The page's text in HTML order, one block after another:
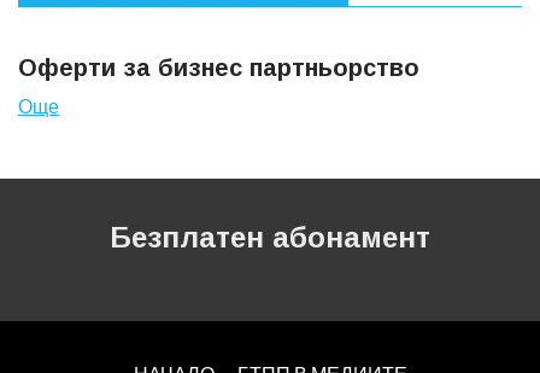
Оферти за бизнес партньорство
Още
Безплатен абонамент